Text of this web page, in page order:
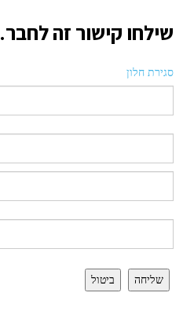
שילחו קישור זה לחבר.
סגירת חלון
שליחה ביטול